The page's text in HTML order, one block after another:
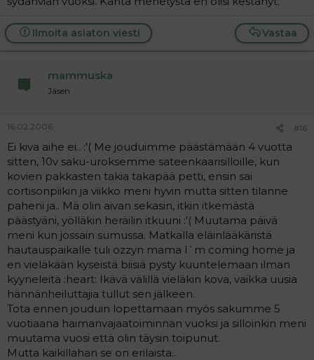
Vastaa
Ilmoita asiaton viesti
mammuska
Jäsen
16.02.2006 #16
Ei kiva aihe ei.. :'( Me jouduimme päästämään 4 vuotta
sitten, 10v saku-uroksemme sateenkaarisilloille, kun
kovien pakkasten takia takapää petti, ensin sai
cortisonpiikin ja viikko meni hyvin mutta sitten tilanne
paheni ja.. Mä olin aivan sekasin, itkin itkemästä
päästyäni, yölläkin heräilin itkuuni :'( Muutama päivä
meni kun jossain sumussa. Matkalla eläinlääkäristä
hautauspaikalle tuli ozzyn mama I`m coming home ja
en vieläkään kyseistä biisiä pysty kuuntelemaan ilman
kyyneleitä :heart: Ikävä välillä vieläkin kova, vaikka uusia
hännänheiluttajia tullut sen jälkeen.
Tota ennen jouduin lopettamaan myös sakumme 5
vuotiaana haimanvajaatoiminnan vuoksi ja silloinkin meni
muutama vuosi että olin täysin toipunut.
Mutta kaikillahan se on erilaista..